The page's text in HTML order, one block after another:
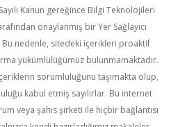
Kanun gereğince Bilgi Teknolojileri
onaylanmış bir Yer Sağlayıcı
nedenle, sitedeki içerikleri proaktif
yükümlülüğümüz bulunmamaktadır.
sorumluluğunu taşımakta olup,
kabul etmiş sayılırlar. Bu internet
veya şahıs şirketi ile hiçbir bağlantısı